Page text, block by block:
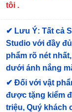
tôi .
✔ Lưu Ý: Tất cả
Studio với đầy
phẩm rõ nét
dưới ánh nắng
✔ Đối với vật
được tặng kiểm
triệu, Quý khách